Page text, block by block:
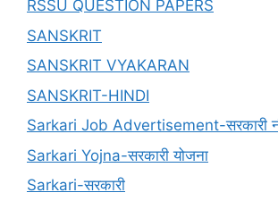
RSSU QUESTION PAPERS
SANSKRIT
SANSKRIT VYAKARAN
SANSKRIT-HINDI
Sarkari Job Advertisement-सरकारी
Sarkari Yojna-सरकारी योजना
Sarkari-सरकारी